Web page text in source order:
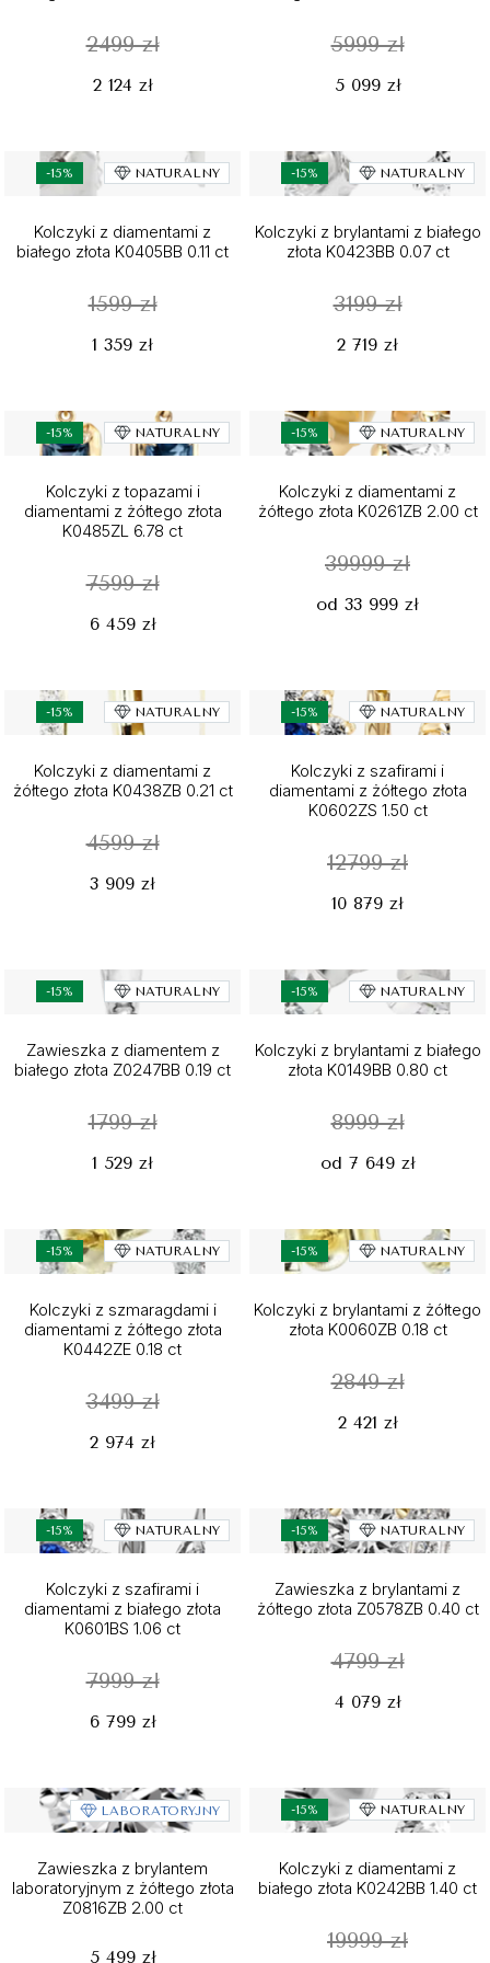
2499 zł
2 124 zł
5999 zł
5 099 zł
-15% NATURALNY
Kolczyki z diamentami z
białego złota K0405BB 0.11 ct
1599 zł
1 359 zł
-15% NATURALNY
Kolczyki z brylantami z białego
złota K0423BB 0.07 ct
3199 zł
2 719 zł
-15% NATURALNY
Kolczyki z topazami i
diamentami z żółtego złota
K0485ZL 6.78 ct
7599 zł
6 459 zł
-15% NATURALNY
Kolczyki z diamentami z
żółtego złota K0261ZB 2.00 ct
39999 zł
od 33 999 zł
-15% NATURALNY
Kolczyki z diamentami z
żółtego złota K0438ZB 0.21 ct
4599 zł
3 909 zł
-15% NATURALNY
Kolczyki z szafirami i
diamentami z żółtego złota
K0602ZS 1.50 ct
12799 zł
10 879 zł
-15% NATURALNY
Zawieszka z diamentem z
białego złota Z0247BB 0.19 ct
1799 zł
1 529 zł
-15% NATURALNY
Kolczyki z brylantami z białego
złota K0149BB 0.80 ct
8999 zł
od 7 649 zł
-15% NATURALNY
Kolczyki z szmaragdami i
diamentami z żółtego złota
K0442ZE 0.18 ct
3499 zł
2 974 zł
-15% NATURALNY
Kolczyki z brylantami z żółtego
złota K0060ZB 0.18 ct
2849 zł
2 421 zł
-15% NATURALNY
Kolczyki z szafirami i
diamentami z białego złota
K0601BS 1.06 ct
7999 zł
6 799 zł
-15% NATURALNY
Zawieszka z brylantami z
żółtego złota Z0578ZB 0.40 ct
4799 zł
4 079 zł
LABORATORYJNY
Zawieszka z brylantem
laboratoryjnym z żółtego złota
Z0816ZB 2.00 ct
5 499 zł
-15% NATURALNY
Kolczyki z diamentami z
białego złota K0242BB 1.40 ct
19999 zł